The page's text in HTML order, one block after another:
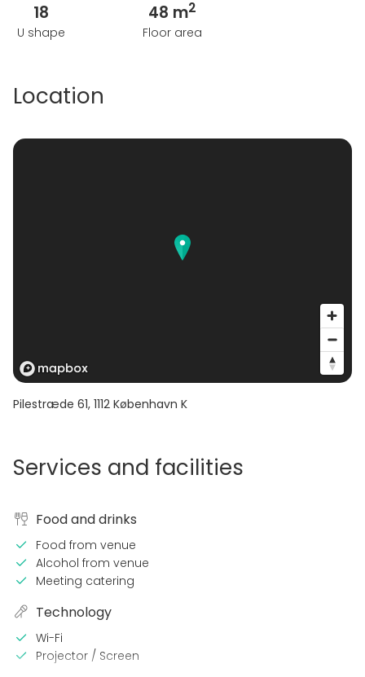
18
U shape
48 m2
Floor area
Location
Pilestræde 61, 1112 København K
Services and facilities
Food and drinks
Food from venue
Alcohol from venue
Meeting catering
Technology
Wi-Fi
Projector / Screen